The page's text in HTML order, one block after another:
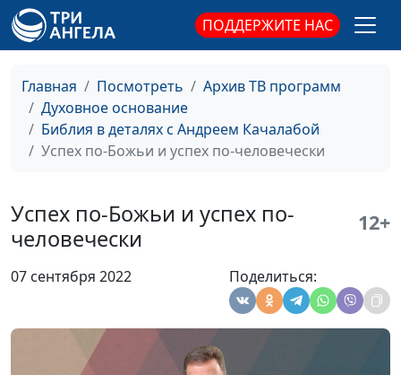
ПОДДЕРЖИТЕ НАС
Главная Посмотреть
Архив ТВ программ
Духовное основание
Библия в деталях с Андреем Качалабой
Успех по-Божьи и успех по-человечески
Успех по-Божьи и успех по-
человечески
12+
07 сентября 2022 Поделиться:
За Христом или за
дьяволом: куда идут
твои ноги?
священнослужитель
Огонь от Господа: что
говорит Библия
Андрей Качалаба,
Что нужно, чтобы Бог
Андрей Качалаба,
А ты готов к
пришествию Иисуса
Христа?
священнослужитель
Что видел Моисей на
Андрей Качалаба,
священнослужитель
#72
Высшая степень
неблагодарности
Андрей Качалаба,
священнослужитель